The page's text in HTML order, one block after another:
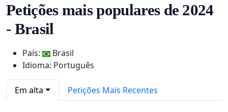
Petições mais populares de 2024
- Brasil
País:
Brasil
Idioma: Português
Em alta Petições Mais Recentes